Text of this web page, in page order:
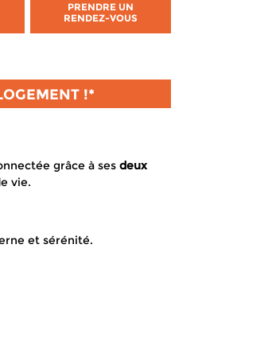
PRENDRE UN
RENDEZ-VOUS
!*
grâce à ses deux
vie.
et sérénité.